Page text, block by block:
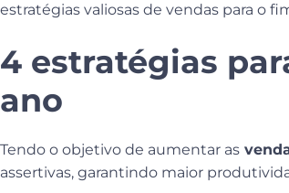
estratégias valiosas de vendas para o
4 estratégias
ano
Tendo o objetivo de aumentar as
assertivas, garantindo maior